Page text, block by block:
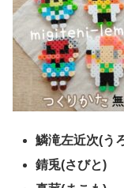
鱗滝左近次(う
錆兎(さびと)